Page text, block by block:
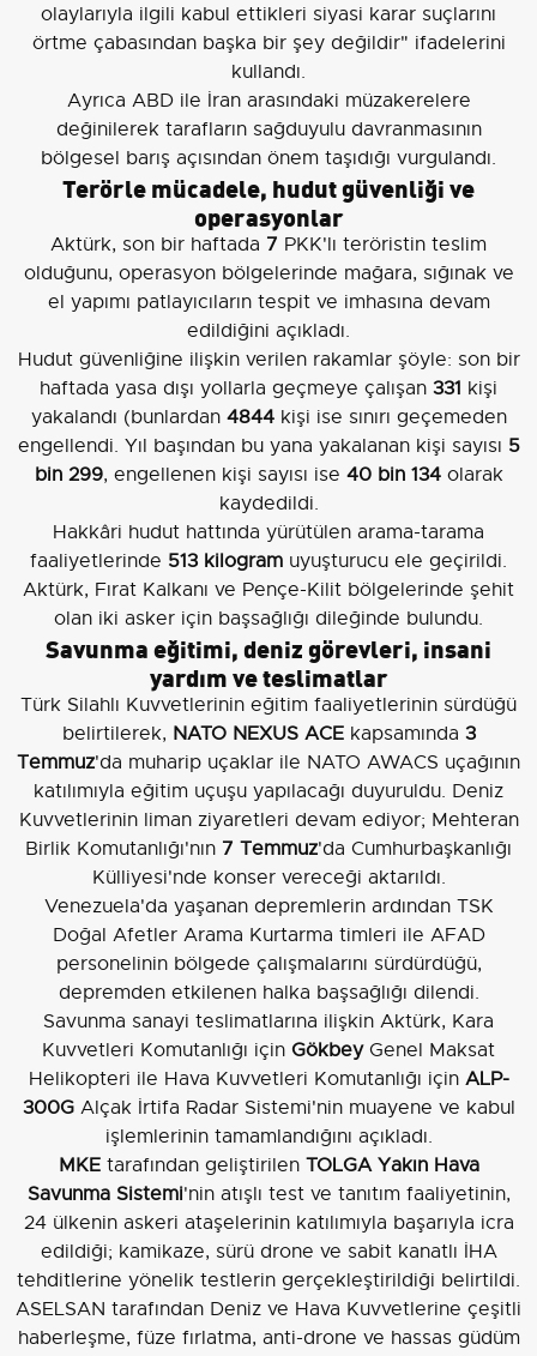
olaylarıyla ilgili kabul ettikleri siyasi karar suçlarını
örtme çabasından başka bir şey değildir" ifadelerini
kullandı.
Ayrıca ABD ile İran arasındaki müzakerelere
değinilerek tarafların sağduyulu davranmasının
bölgesel barış açısından önem taşıdığı vurgulandı.
Terörle mücadele, hudut güvenliği ve
operasyonlar
Aktürk, son bir haftada 7 PKK'lı teröristin teslim
olduğunu, operasyon bölgelerinde mağara, sığınak ve
el yapımı patlayıcıların tespit ve imhasına devam
edildiğini açıkladı.
Hudut güvenliğine ilişkin verilen rakamlar şöyle: son bir
haftada yasa dışı yollarla geçmeye çalışan 331 kişi
yakalandı (bunlardan 4844kişi ise sınırı geçemeden
engellendi. Yıl başından bu yana yakalanan kişi sayısı 5
bin 299, engellenen kişi sayısı ise 40 bin 134olarak
kaydedildi.
Hakkâri hudut hattında yürütülen arama-tarama
faaliyetlerinde 513 kilogram uyuşturucu ele geçirildi.
Aktürk, Fırat Kalkanı ve Pençe-Kilit bölgelerinde şehit
olan iki asker için başsağlığı dileğinde bulundu.
Savunma eğitimi, deniz görevleri, insani
yardım ve teslimatlar
Türk Silahlı Kuvvetlerinin eğitim faaliyetlerinin sürdüğü
belirtilerek, NATO NEXUS ACEkapsamında 3
Temmuz'da muharip uçaklar ile NATO AWACS uçağının
katılımıyla eğitim uçuşu yapılacağı duyuruldu. Deniz
Kuvvetlerinin liman ziyaretleri devam ediyor; Mehteran
Birlik Komutanlığı'nın 7 Temmuz'da Cumhurbaşkanlığı
Külliyesi'nde konser vereceği aktarıldı.
Venezuela'da yaşanan depremlerin ardından TSK
Doğal Afetler Arama Kurtarma timleri ile AFAD
personelinin bölgede çalışmalarını sürdürdüğü,
depremden etkilenen halka başsağlığı dilendi.
Savunma sanayi teslimatlarına ilişkin Aktürk, Kara
Kuvvetleri Komutanlığı için GökbeyGenel Maksat
Helikopteri ile Hava Kuvvetleri Komutanlığı için ALP-
300GAlçak İrtifa Radar Sistemi'nin muayene ve kabul
işlemlerinin tamamlandığını açıkladı.
MKEtarafından geliştirilen TOLGA Yakın Hava
Savunma Sistemi'nin atışlı test ve tanıtım faaliyetinin,
24 ülkenin askeri ataşelerinin katılımıyla başarıyla icra
edildiği; kamikaze, sürü drone ve sabit kanatlı İHA
tehditlerine yönelik testlerin gerçekleştirildiği belirtildi.
ASELSAN tarafından Deniz ve Hava Kuvvetlerine çeşitli
haberleşme, füze fırlatma, anti-drone ve hassas güdüm